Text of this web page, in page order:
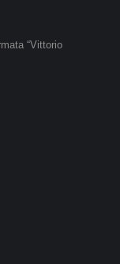
“Vittorio